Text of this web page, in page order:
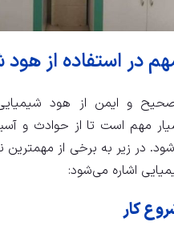
در استفاده از هود
صحیح و ایمن از هود
مهم است تا از حوادث و
در زیر به برخی از مهمترین
اشاره می‌شود:
کار